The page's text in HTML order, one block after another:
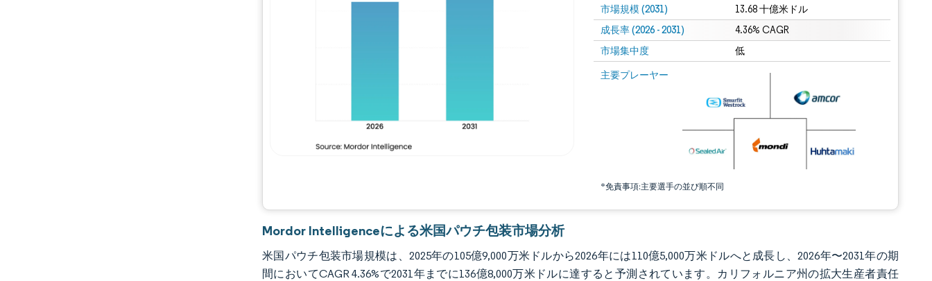
市場規模 (2031) 13.68 十億米ドル
成長率 (2026 - 2031) 4.36% CAGR
市場集中度 低
主要プレーヤー
*免責事項:主要選手の並び順不同
画像 © Mordor Intelligence。再利用にはCC BY 4.0の表示が必要です。
画像 © Mordor Intelligence。再利用にはCC BY 4.0の表示が必要です。
Mordor Intelligenceによる米国パウチ包装市場分析
米国パウチ包装市場規模は、2025年の105億9,000万米ドルから2026年には110億5,000万米ドルへと成長し、2026年〜2031年の期
間においてCAGR 4.36%で2031年までに136億8,000万米ドルに達すると予測されています。カリフォルニア州の拡大生産者責任